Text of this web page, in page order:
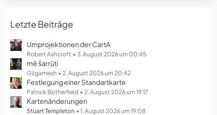
t
r
g
e
e
e
i
t
r
ä
g
e
Letzte Beiträge
Umprojektionen der CartA
Robert Ashcroft 3. August 2026 um 00:45
mē šarrūti
Gilgamesh 2. August 2026 um 20:42
Festlegung einer Standartkarte
Patrick Botherfield 2. August 2026 um 19:17
Kartenänderungen
Stuart Templeton 1. August 2026 um 19:08